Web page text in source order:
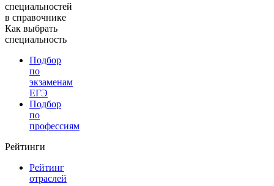
специальностей
в справочнике
Как выбрать
специальность
Подбор
по
экзаменам
ЕГЭ
Подбор
по
профессиям
Рейтинги
Рейтинг
отраслей